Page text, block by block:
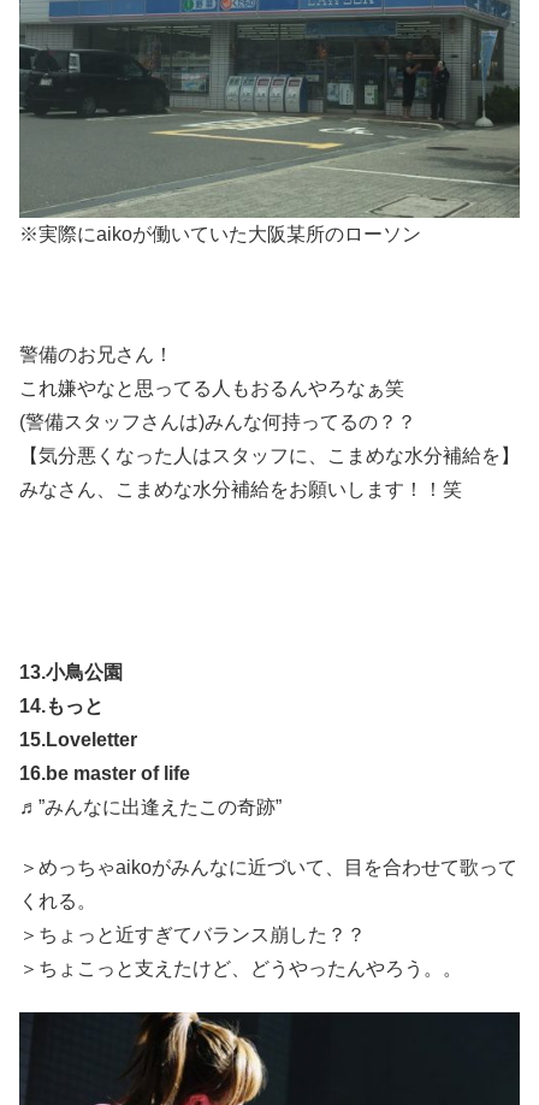
※実際にaikoが働いていた大阪某所のローソン
警備のお兄さん！
これ嫌やなと思ってる人もおるんやろなぁ笑
(警備スタッフさんは)みんな何持ってるの？？
【気分悪くなった人はスタッフに、こまめな水分補給を】
みなさん、こまめな水分補給をお願いします！！笑
13.小鳥公園
14.もっと
15.Loveletter
16.be master of life
♬”みんなに出逢えたこの奇跡”
＞めっちゃaikoがみんなに近づいて、目を合わせて歌って
くれる。
＞ちょっと近すぎてバランス崩した？？
＞ちょこっと支えたけど、どうやったんやろう。。